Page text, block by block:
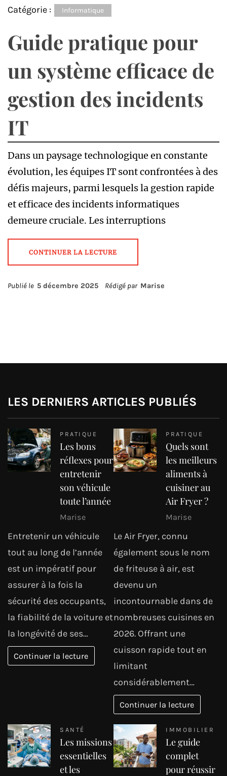
Catégorie : Informatique
Guide pratique pour
un système efficace de
gestion des incidents
IT
Dans un paysage technologique en constante
évolution, les équipes IT sont confrontées à des
défis majeurs, parmi lesquels la gestion rapide
et efficace des incidents informatiques
demeure cruciale. Les interruptions
CONTINUER LA LECTURE
Publié le 5 décembre 2025 Rédigé par Marise
LES DERNIERS ARTICLES PUBLIÉS
PRATIQUE
Les bons
réflexes pour
entretenir
son véhicule
toute l’année
Marise
Entretenir un véhicule
tout au long de l’année
est un impératif pour
assurer à la fois la
sécurité des occupants,
la fiabilité de la voiture et
la longévité de ses…
Continuer la lecture
PRATIQUE
Quels sont
les meilleurs
aliments à
cuisiner au
Air Fryer ?
Marise
Le Air Fryer, connu
également sous le nom
de friteuse à air, est
devenu un
incontournable dans de
nombreuses cuisines en
2026. Offrant une
cuisson rapide tout en
limitant
considérablement…
Continuer la lecture
SANTÉ
Les missions
essentielles
et les
IMMOBILIER
Le guide
complet
pour réussir